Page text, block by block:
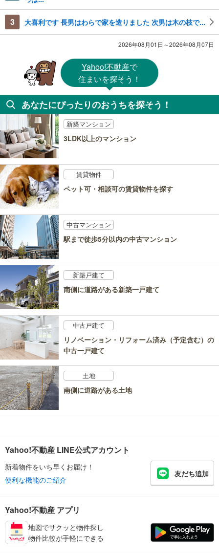
3 大喜利です 長男はわらで家を造りました 次男は木の枝で...
2026年08月01日～2026年08月07日
Yahoo!不動産で
住まいを探そう！
あなたにぴったりのおうちを探そう！
新築マンション
3LDK以上のマンション
賃貸物件
ペット可・相談可の賃貸物件を探す
中古マンション
駅まで徒歩5分以内の中古マンション
新築戸建て
南側に道路がある新築一戸建て
中古戸建て
リノベーション・リフォーム済み（予定含む）の
中古一戸建て
土地
南側に道路がある土地
Yahoo!不動産 LINE公式アカウント
新着物件をいち早くお届け！
便利な機能のご紹介
友だち追加
Yahoo!不動産 アプリ
地図でサクッと物件探し
物件比較が手軽にできる